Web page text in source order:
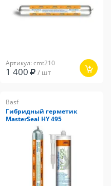
Артикул: cmt210
1 400 / шт
Basf
Гибридный герметик
MasterSeal HY 495